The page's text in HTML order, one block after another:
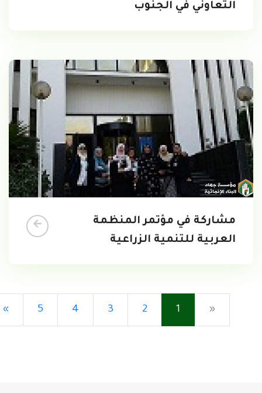
التعاوني في الجنوب
مشاركة في مؤتمر المنظمة
العربية للتنمية الزراعية
«
1
2
3
4
5
»